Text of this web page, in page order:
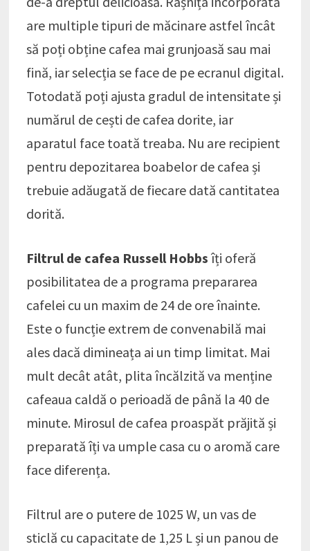
are multiple tipuri de măcinare astfel încât
să poți obține cafea mai grunjoasă sau mai
fină, iar selecția se face de pe ecranul digital.
Totodată poți ajusta gradul de intensitate și
numărul de cești de cafea dorite, iar
aparatul face toată treaba. Nu are recipient
pentru depozitarea boabelor de cafea și
trebuie adăugată de fiecare dată cantitatea
dorită.
Filtrul de cafea Russell Hobbs îți oferă
posibilitatea de a programa prepararea
cafelei cu un maxim de 24 de ore înainte.
Este o funcție extrem de convenabilă mai
ales dacă dimineața ai un timp limitat. Mai
mult decât atât, plita încălzită va menține
cafeaua caldă o perioadă de până la 40 de
minute. Mirosul de cafea proaspăt prăjită și
preparată îți va umple casa cu o aromă care
face diferența.
Filtrul are o putere de 1025 W, un vas de
sticlă cu capacitate de 1,25 L și un panou de